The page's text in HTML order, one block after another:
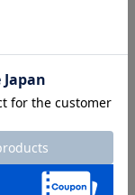
じるデザ
パーにホー
す。普段と
クスと合
いていま